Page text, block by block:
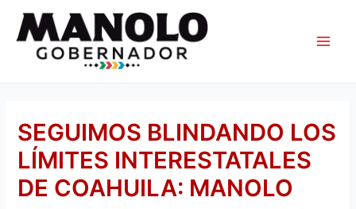
contenido
SEGUIMOS BLINDANDO LOS
LÍMITES INTERESTATALES
DE COAHUILA: MANOLO
de
entradas